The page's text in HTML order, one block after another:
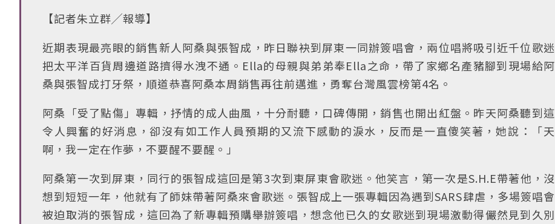
【記者朱立群╱報導】
近期表現最亮眼的銷售新人阿桑與張智成，昨日聯袂到屏東一同辦簽唱會，兩位唱將吸引近千位歌迷
把太平洋百貨周邊道路擠得水洩不通。Ella的母親與弟弟奉Ella之命，帶了家鄉名產豬腳到現場給阿
桑與張智成打牙祭，順道恭喜阿桑本周銷售再往前邁進，勇奪台灣風雲榜第4名。
阿桑「受了點傷」專輯，抒情的成人曲風，十分耐聽，口碑傳開，銷售也開出紅盤。昨天阿桑聽到這
令人興奮的好消息，卻沒有如工作人員預期的又流下感動的淚水，反而是一直傻笑著，她說：「天
啊，我一定在作夢，不要醒不要醒。」
阿桑第一次到屏東，同行的張智成這回是第3次到東屏東會歌迷。他笑言，第一次是S.H.E帶著他，沒
想到短短一年，他就有了師妹帶著阿桑來會歌迷。張智成上一張專輯因為遇到SARS肆虐，多場簽唱會
被迫取消的張智成，這回為了新專輯預購舉辦簽唱，想念他已久的女歌迷到現場激動得儼然見到久別